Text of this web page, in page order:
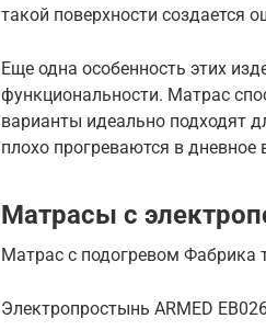
такой поверхности создается
Еще одна особенность этих
функциональности. Матрас
варианты идеально подходят
плохо прогреваются в дневное
Матрасы с
Матрас с подогревом Фабрика
Электропростынь ARMED